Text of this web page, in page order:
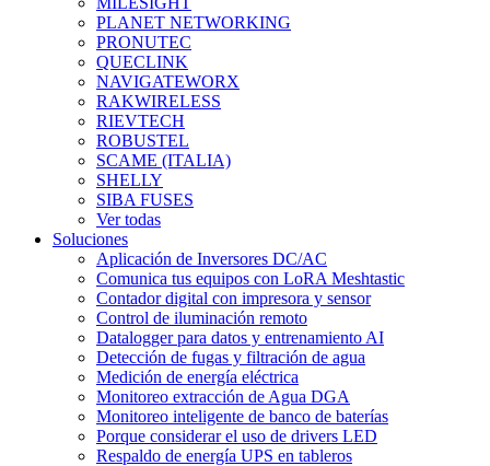
PLANET NETWORKING
PRONUTEC
QUECLINK
NAVIGATEWORX
RAKWIRELESS
RIEVTECH
ROBUSTEL
SCAME (ITALIA)
SHELLY
SIBA FUSES
Ver todas
Soluciones
Aplicación de Inversores DC/AC
Comunica tus equipos con LoRA Meshtastic
Contador digital con impresora y sensor
Control de iluminación remoto
Datalogger para datos y entrenamiento AI
Detección de fugas y filtración de agua
Medición de energía eléctrica
Monitoreo extracción de Agua DGA
Monitoreo inteligente de banco de baterías
Porque considerar el uso de drivers LED
Respaldo de energía UPS en tableros